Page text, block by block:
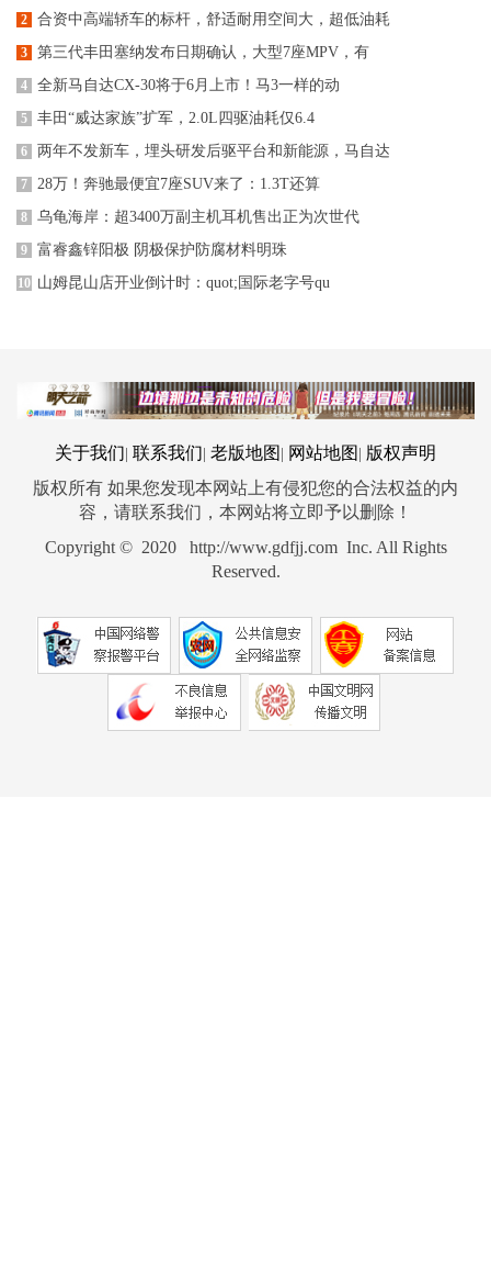
2 合资中高端轿车的标杆，舒适耐用空间大，超低油耗
3 第三代丰田塞纳发布日期确认，大型7座MPV，有
4 全新马自达CX-30将于6月上市！马3一样的动
5 丰田“威达家族”扩军，2.0L四驱油耗仅6.4
6 两年不发新车，埋头研发后驱平台和新能源，马自达
7 28万！奔驰最便宜7座SUV来了：1.3T还算
8 乌龟海岸：超3400万副主机耳机售出正为次世代
9 富睿鑫锌阳极 阴极保护防腐材料明珠
10 山姆昆山店开业倒计时：quot;国际老字号qu
关于我们 联系我们 老版地图 网站地图
版权声明
版权所有 如果您发现本网站上有侵犯您的合法权益的内
容，请联系我们，本网站将立即予以删除！
Copyright © 2020 http://www.gdfjj.com Inc. All Rights
Reserved.